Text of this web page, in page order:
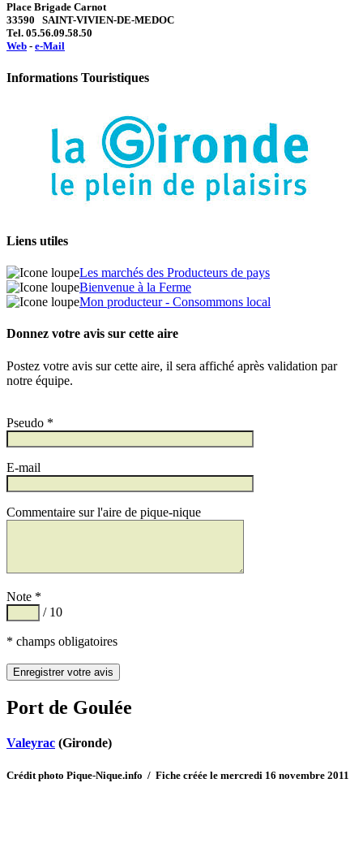
Place Brigade Carnot
33590 SAINT-VIVIEN-DE-MEDOC
Tel. 05.56.09.58.50
Web - e-Mail
Informations Touristiques
Liens utiles
Les marchés des Producteurs de pays
Bienvenue à la Ferme
Mon producteur - Consommons local
Donnez votre avis sur cette aire
Postez votre avis sur cette aire, il sera affiché après validation par
notre équipe.
Pseudo *
E-mail
Commentaire sur l'aire de pique-nique
Note *
/ 10
* champs obligatoires
Port de Goulée
Valeyrac (Gironde)
Crédit photo Pique-Nique.info / Fiche créée le mercredi 16 novembre 2011